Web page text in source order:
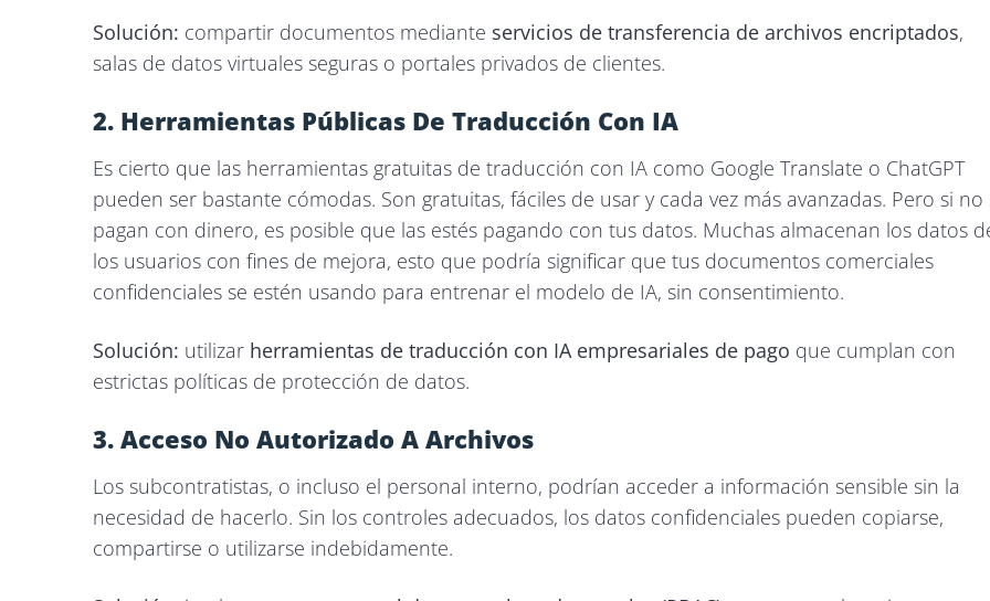
Solución: compartir documentos mediante servicios de transferencia de archivos encriptados,
salas de datos virtuales seguras o portales privados de clientes.
2. Herramientas Públicas De Traducción Con IA
Es cierto que las herramientas gratuitas de traducción con IA como Google Translate o ChatGPT
pueden ser bastante cómodas. Son gratuitas, fáciles de usar y cada vez más avanzadas. Pero si no
pagan con dinero, es posible que las estés pagando con tus datos. Muchas almacenan los datos
los usuarios con fines de mejora, esto que podría significar que tus documentos comerciales
confidenciales se estén usando para entrenar el modelo de IA, sin consentimiento.
Solución: utilizar herramientas de traducción con IA empresariales de pago que cumplan con
estrictas políticas de protección de datos.
3. Acceso No Autorizado A Archivos
Los subcontratistas, o incluso el personal interno, podrían acceder a información sensible sin la
necesidad de hacerlo. Sin los controles adecuados, los datos confidenciales pueden copiarse,
compartirse o utilizarse indebidamente.